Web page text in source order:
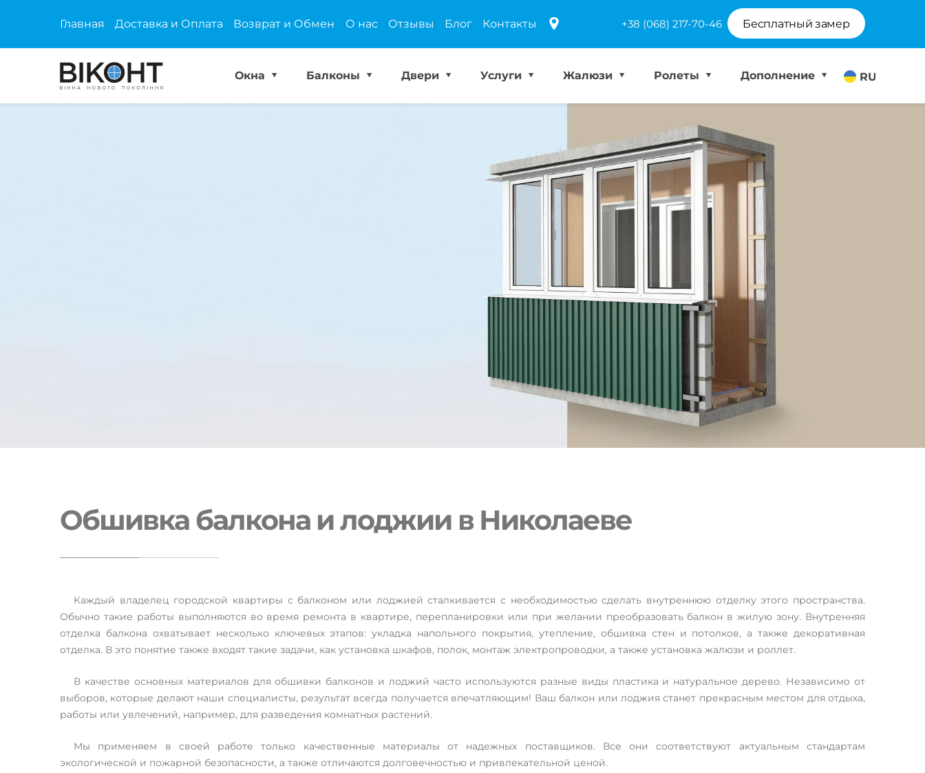
Главная Доставка и Оплата Возврат и Обмен О нас Отзывы Блог Контакты +38 (068) 217-70-46 Бесплатный замер
RU
Окна Балконы Двери Услуги Жалюзи Ролеты Дополнение
Кривому Розі
Ремонт лоджії під ключ: обшивка та утеплення лоджії зсередини та
Обшивка балкона и лоджии в Николаеве
Каждый владелец городской квартиры с балконом или лоджией сталкивается с необходимостью сделать внутреннюю отделку этого пространства.
Обычно такие работы выполняются во время ремонта в квартире, перепланировки или при желании преобразовать балкон в жилую зону. Внутренняя
отделка балкона охватывает несколько ключевых этапов: укладка напольного покрытия, утепление, обшивка стен и потолков, а также декоративная
отделка. В это понятие также входят такие задачи, как установка шкафов, полок, монтаж электропроводки, а также установка жалюзи и роллет.
В качестве основных материалов для обшивки балконов и лоджий часто используются разные виды пластика и натуральное дерево. Независимо от
выборов, которые делают наши специалисты, результат всегда получается впечатляющим! Ваш балкон или лоджия станет прекрасным местом для отдыха,
работы или увлечений, например, для разведения комнатных растений.
Мы применяем в своей работе только качественные материалы от надежных поставщиков. Все они соответствуют актуальным стандартам
экологической и пожарной безопасности, а также отличаются долговечностью и привлекательной ценой.